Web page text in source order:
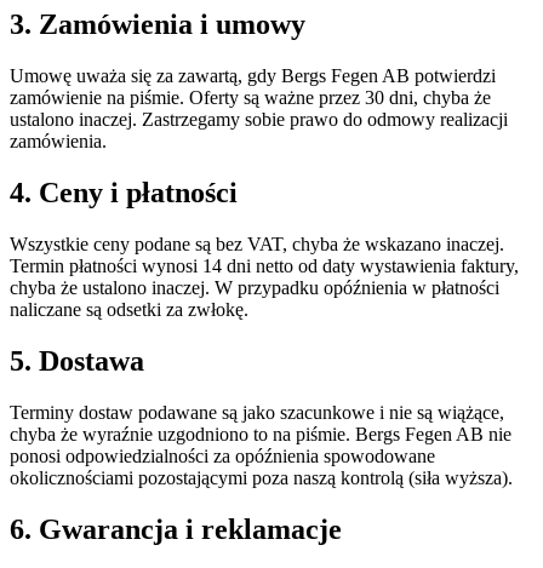
3. Zamówienia i umowy
Umowę uważa się za zawartą, gdy Bergs Fegen AB potwierdzi
zamówienie na piśmie. Oferty są ważne przez 30 dni, chyba że
ustalono inaczej. Zastrzegamy sobie prawo do odmowy realizacji
zamówienia.
4. Ceny i płatności
Wszystkie ceny podane są bez VAT, chyba że wskazano inaczej.
Termin płatności wynosi 14 dni netto od daty wystawienia faktury,
chyba że ustalono inaczej. W przypadku opóźnienia w płatności
naliczane są odsetki za zwłokę.
5. Dostawa
Terminy dostaw podawane są jako szacunkowe i nie są wiążące,
chyba że wyraźnie uzgodniono to na piśmie. Bergs Fegen AB nie
ponosi odpowiedzialności za opóźnienia spowodowane
okolicznościami pozostającymi poza naszą kontrolą (siła wyższa).
6. Gwarancja i reklamacje